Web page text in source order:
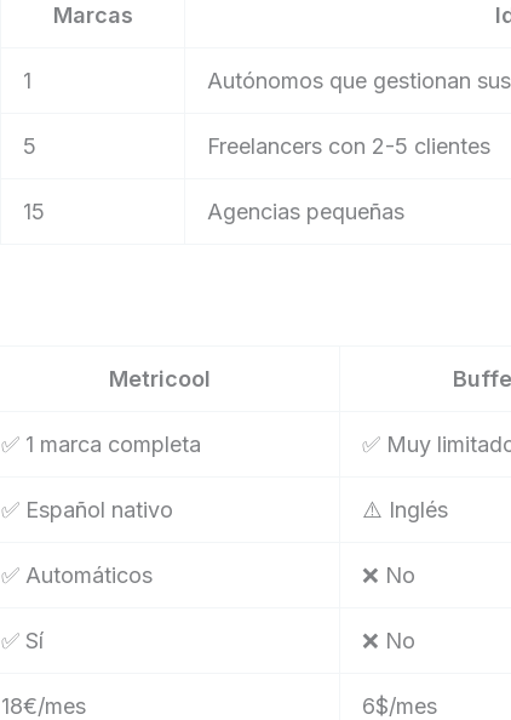
Marcas
1 Autónomos que gestionan
5 Freelancers con 2-5 clientes
15 Agencias pequeñas
Metricool
✅ 1 marca completa ✅ Muy
✅ Español nativo ⚠️ Inglés
✅ Automáticos ❌ No
✅ Sí ❌ No
18€/mes 6$/mes